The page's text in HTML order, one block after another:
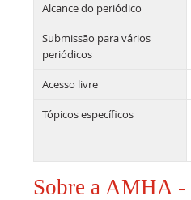
Alcance do periódico
Submissão para vários
periódicos
Acesso livre
Tópicos específicos
Sobre a AMHA